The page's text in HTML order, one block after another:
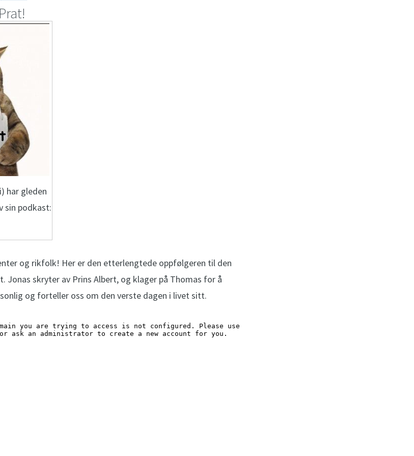
har gleden
sin podkast:
og rikfolk! Her er den etterlengtede oppfølgeren til den
Jonas skryter av Prins Albert, og klager på Thomas for å
og forteller oss om den verste dagen i livet sitt.